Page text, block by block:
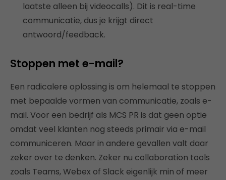
laatste alleen bij videocalls). Dit is real-time
communicatie, dus je krijgt direct
antwoord/feedback.
Stoppen met e-mail?
Een radicalere oplossing is om helemaal te stoppen
met bepaalde vormen van communicatie, zoals e-
mail. Voor een bedrijf als MCS PR is dat geen optie
omdat veel klanten nog steeds primair via e-mail
communiceren. Maar in andere gevallen valt daar
zeker over te denken. Zeker nu collaboration tools
zoals Teams, Webex of Slack eigenlijk min of meer